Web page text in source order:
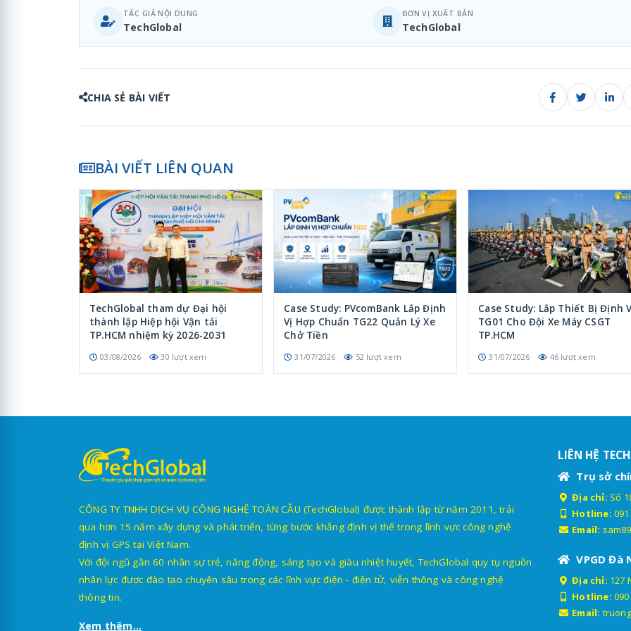
TÁC GIẢ NỘI DUNG
TechGlobal
ĐƠN VỊ XUẤT BẢN
TechGlobal
CHIA SẺ BÀI VIẾT
BÀI VIẾT LIÊN QUAN
TechGlobal tham dự Đại hội
thành lập Hiệp hội Vận tải
TP.HCM nhiệm kỳ 2026-2031
03/08/2026 30 lượt xem
Case Study: PVcomBank Lắp Định
Vị Hợp Chuẩn TG22 Quản Lý Xe
Chở Tiền
31/07/2026 52 lượt xem
Case Study: Lắp Thiết Bị Định
TG01 Cho Đội Xe Máy CSGT
TP.HCM
31/07/2026 46 lượt xem
CÔNG TY TNHH DỊCH VỤ CÔNG NGHỆ TOÀN CẦU (TechGlobal) được thành lập từ năm 2011, trải
qua hơn 15 năm xây dựng và phát triển, từng bước khẳng định vị thế trong lĩnh vực công nghệ
định vị GPS tại Việt Nam.
Với đội ngũ gần 60 nhân sự trẻ, năng động, sáng tạo và giàu nhiệt huyết, TechGlobal quy tụ nguồn
nhân lực được đào tạo chuyên sâu trong các lĩnh vực điện - điện tử, viễn thông và công nghệ
thông tin.
Xem thêm...
LIÊN HỆ
Trụ sở
Địa chỉ: Số
Hotline:
Email:
VPGD Đà
Địa chỉ: 127
Hotline:
Email: